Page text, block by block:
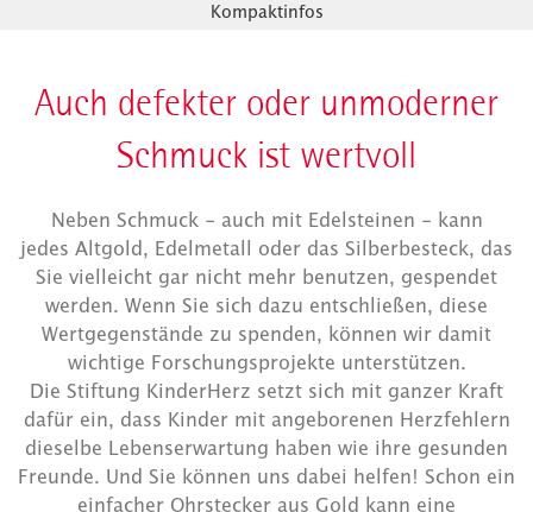
Kompaktinfos
Auch defekter oder unmoderner
Schmuck ist wertvoll
Neben Schmuck - auch mit Edelsteinen - kann
jedes Altgold, Edelmetall oder das Silberbesteck, das
Sie vielleicht gar nicht mehr benutzen, gespendet
werden. Wenn Sie sich dazu entschließen, diese
Wertgegenstände zu spenden, können wir damit
wichtige Forschungsprojekte unterstützen.
Die Stiftung KinderHerz setzt sich mit ganzer Kraft
dafür ein, dass Kinder mit angeborenen Herzfehlern
dieselbe Lebenserwartung haben wie ihre gesunden
Freunde. Und Sie können uns dabei helfen! Schon ein
einfacher Ohrstecker aus Gold kann eine